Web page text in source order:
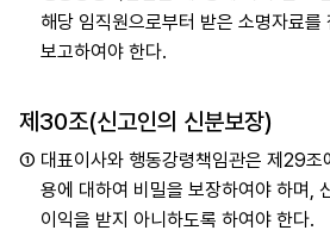
해당 임직원으로부터 받은 소명자료를
보고하여야 한다.
제30조(신고인의 신분보장)
① 대표이사와 행동강령책임관은 제29조
용에 대하여 비밀을 보장하여야 하며,
이익을 받지 아니하도록 하여야 한다.